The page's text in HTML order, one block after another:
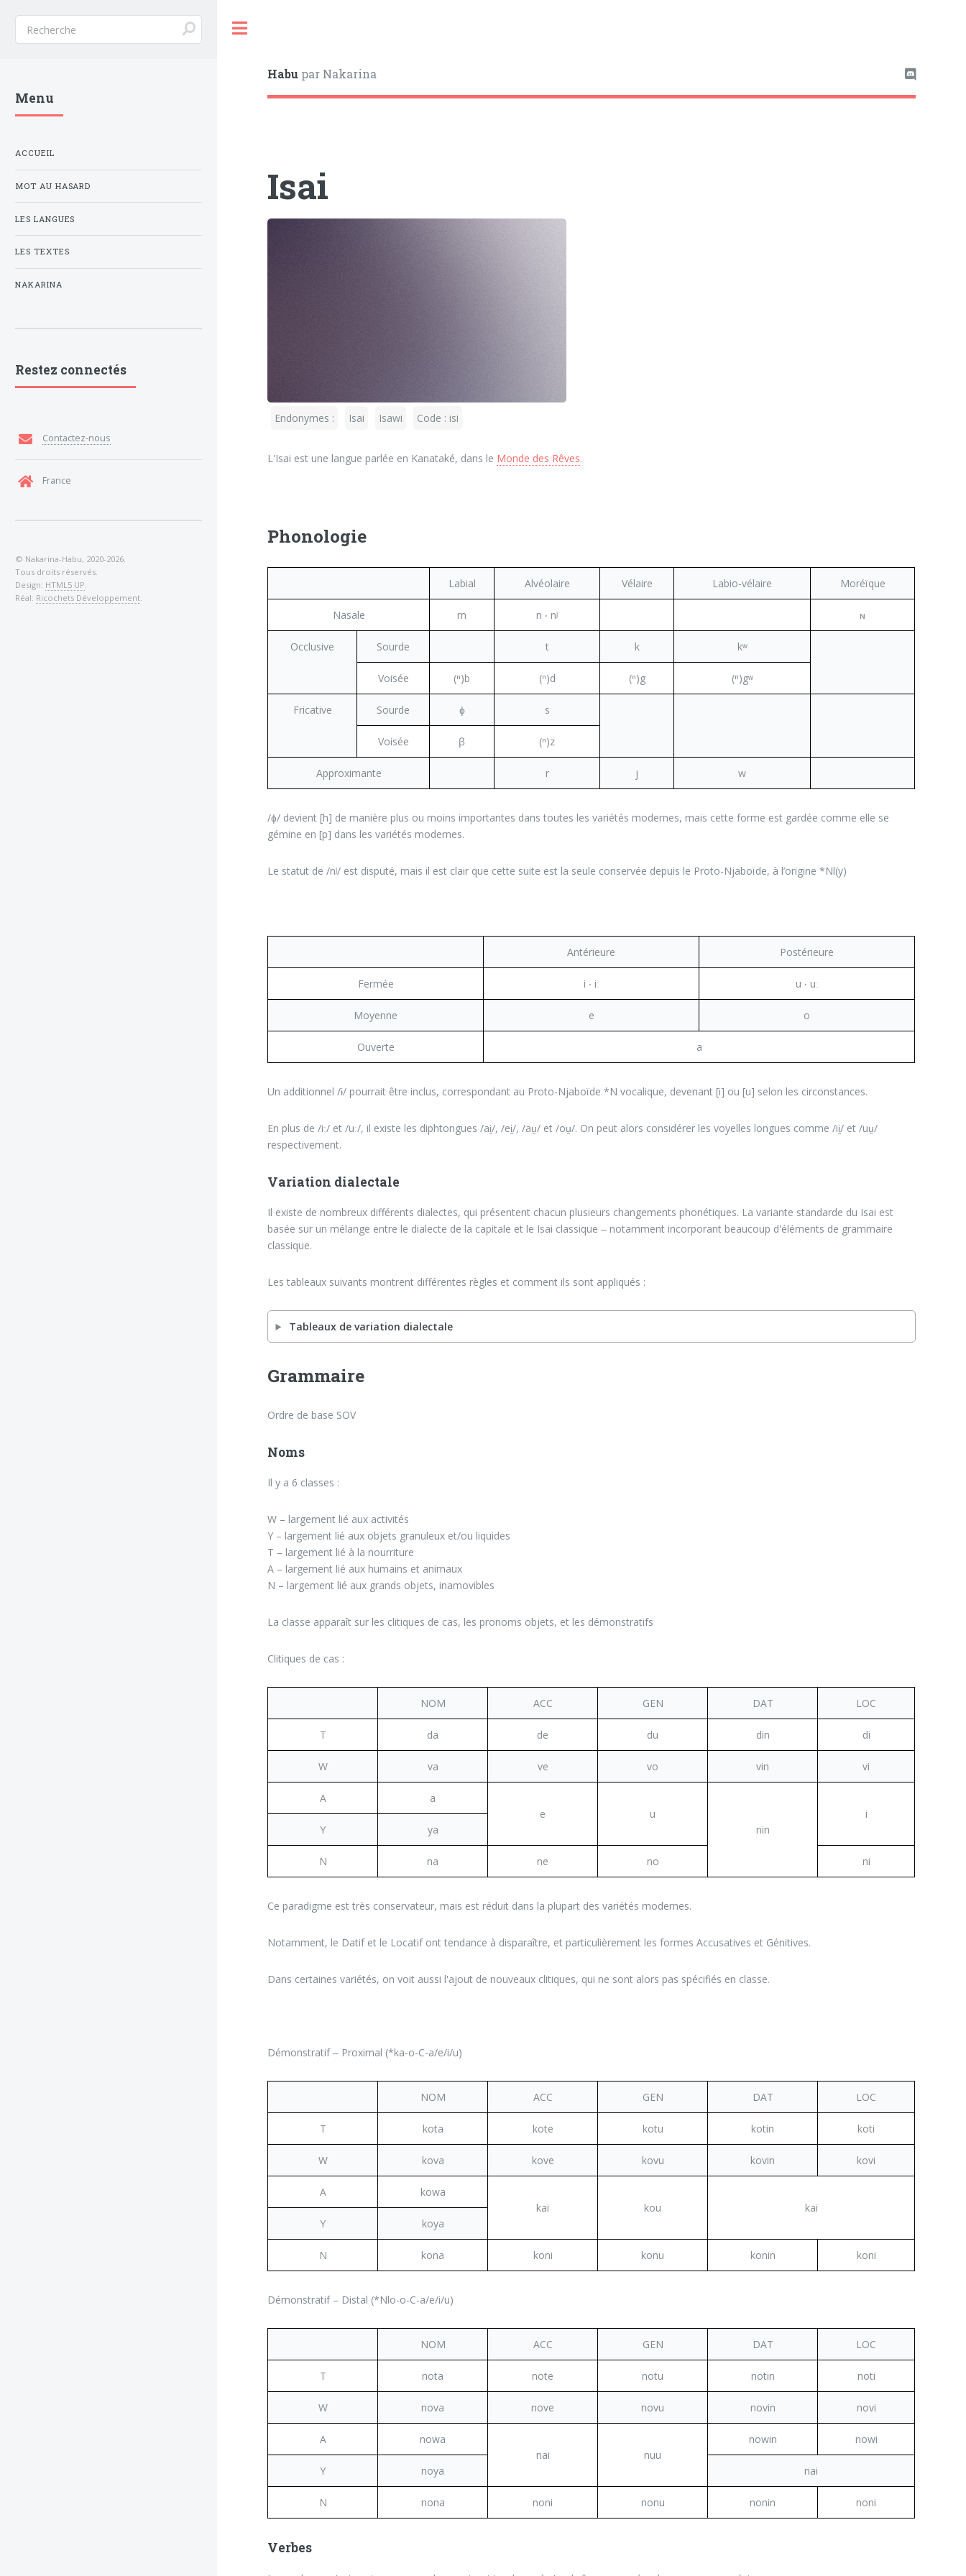
Habu par Nakarina
Isai
Endonymes : Isai Isawi Code : isi
L'Isai est une langue parlée en Kanataké, dans le Monde des Rêves.
Phonologie
Labial Alvéolaire Vélaire Labio-vélaire Moréïque
Nasale m n ‧ nʲ ɴ
Occlusive Sourde t k kʷ
Voisée (ⁿ)b (ⁿ)d (ⁿ)g (ⁿ)gʷ
Fricative Sourde ɸ s
Voisée ꞵ (ⁿ)z
Approximante r j w
/ɸ/ devient [h] de manière plus ou moins importantes dans toutes les variétés modernes, mais cette forme est gardée comme elle se
gémine en [p] dans les variétés modernes.
Le statut de /nʲ/ est disputé, mais il est clair que cette suite est la seule conservée depuis le Proto-Njaboïde, à l’origine *Nl(y)
Antérieure Postérieure
Fermée i ‧ iː u ‧ uː
Moyenne e o
Ouverte a
Un additionnel /ɨ/ pourrait être inclus, correspondant au Proto-Njaboïde *N vocalique, devenant [i] ou [u] selon les circonstances.
En plus de /iː/ et /uː/, il existe les diphtongues /ai̯/, /ei̯/, /au̯/ et /ou̯/. On peut alors considérer les voyelles longues comme /ii̯/ et /uu̯/
respectivement.
Variation dialectale
Il existe de nombreux différents dialectes, qui présentent chacun plusieurs changements phonétiques. La variante standarde du Isai est
basée sur un mélange entre le dialecte de la capitale et le Isai classique ‒ notamment incorporant beaucoup d'éléments de grammaire
classique.
Les tableaux suivants montrent différentes règles et comment ils sont appliqués :
Tableaux de variation dialectale
Grammaire
Ordre de base SOV
Noms
Il y a 6 classes :
W – largement lié aux activités
Y – largement lié aux objets granuleux et/ou liquides
T – largement lié à la nourriture
A – largement lié aux humains et animaux
N – largement lié aux grands objets, inamovibles
La classe apparaît sur les clitiques de cas, les pronoms objets, et les démonstratifs
Clitiques de cas :
NOM ACC GEN DAT LOC
T da de du din di
W va ve vo vin vi
A
a
e
u
nin
i
Y
ya
N na ne no ni
Ce paradigme est très conservateur, mais est réduit dans la plupart des variétés modernes.
Notamment, le Datif et le Locatif ont tendance à disparaître, et particulièrement les formes Accusatives et Génitives.
Dans certaines variétés, on voit aussi l'ajout de nouveaux clitiques, qui ne sont alors pas spécifiés en classe.
Démonstratif ‒ Proximal (*ka-o-C-a/e/i/u)
NOM ACC GEN DAT LOC
T kota kote kotu kotin koti
W kova kove kovu kovin kovi
A
kowa
kai
kou
kai
Y
koya
N kona koni konu konin koni
Démonstratif – Distal (*Nlo-o-C-a/e/i/u)
NOM ACC GEN DAT LOC
T nota note notu notin noti
W nova nove novu novin novi
A
nowa
nai
nuu
nowin nowi
Y noya nai
N nona noni nonu nonin noni
Verbes
Menu
ACCUEIL
MOT AU HASARD
LES LANGUES
LES TEXTES
NAKARINA
Restez connectés
Contactez-nous
France
© Nakarina-Habu, 2020-2026.
Tous droits réservés.
Design: HTML5 UP.
Réal: Ricochets Développement.